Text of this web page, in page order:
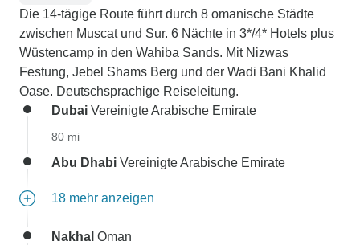
Die 14-tägige Route führt durch 8 omanische Städte
zwischen Muscat und Sur. 6 Nächte in 3*/4* Hotels plus
Wüstencamp in den Wahiba Sands. Mit Nizwas
Festung, Jebel Shams Berg und der Wadi Bani Khalid
Oase. Deutschsprachige Reiseleitung.
Dubai Vereinigte Arabische Emirate
80 mi
Abu Dhabi Vereinigte Arabische Emirate
18 mehr anzeigen
Nakhal Oman